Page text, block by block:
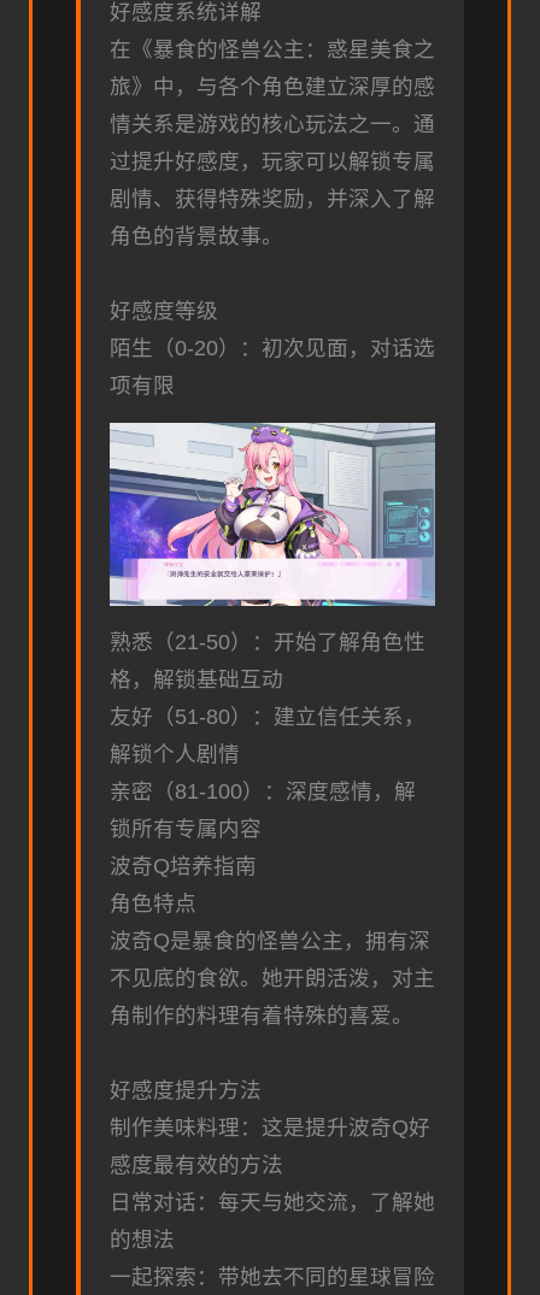
好感度系统详解
在《暴食的怪兽公主：惑星美食之
旅》中，与各个角色建立深厚的感
情关系是游戏的核心玩法之一。通
过提升好感度，玩家可以解锁专属
剧情、获得特殊奖励，并深入了解
角色的背景故事。
好感度等级
陌生（0-20）：初次见面，对话选
项有限
熟悉（21-50）：开始了解角色性
格，解锁基础互动
友好（51-80）：建立信任关系，
解锁个人剧情
亲密（81-100）：深度感情，解
锁所有专属内容
波奇Q培养指南
角色特点
波奇Q是暴食的怪兽公主，拥有深
不见底的食欲。她开朗活泼，对主
角制作的料理有着特殊的喜爱。
好感度提升方法
制作美味料理：这是提升波奇Q好
感度最有效的方法
日常对话：每天与她交流，了解她
的想法
一起探索：带她去不同的星球冒险